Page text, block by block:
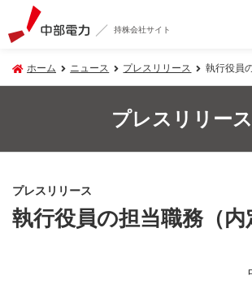
持株会社サイト
ホーム ニュース プレスリリース 執行役員
プレスリリース
プレスリリース
執行役員の担当職務（内